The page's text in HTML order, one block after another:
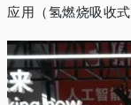
应用（氢燃烧吸收